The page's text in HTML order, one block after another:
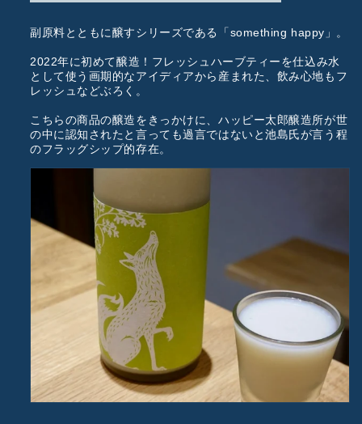
副原料とともに醸すシリーズである「something happy」。
2022年に初めて醸造！フレッシュハーブティーを仕込み水
として使う画期的なアイディアから産まれた、飲み心地もフ
レッシュなどぶろく。
こちらの商品の醸造をきっかけに、ハッピー太郎醸造所が世
の中に認知されたと言っても過言ではないと池島氏が言う程
のフラッグシップ的存在。